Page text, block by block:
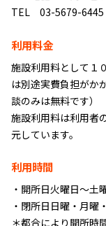
TEL 03-5679-6445
利⽤料⾦
施設利⽤料として１
は別途実費負担がか
談のみは無料です）
施設利⽤料は利⽤者
元しています。
利⽤時間
・開所⽇⽕曜⽇〜⼟
・閉所⽇⽇曜・⽉曜
＊都合により開所時